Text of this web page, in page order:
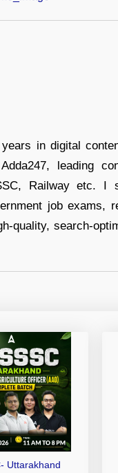
in digital
leading
Railway etc. I
job exams,
quality, search-
Uttarakhand